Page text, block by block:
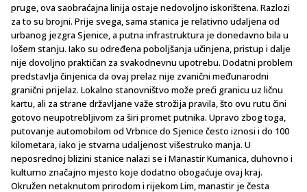
pruge, ova saobraćajna linija ostaje nedovoljno iskorištena. Razlozi
za to su brojni. Prije svega, sama stanica je relativno udaljena od
urbanog jezgra Sjenice, a putna infrastruktura je donedavno bila u
lošem stanju. Iako su određena poboljšanja učinjena, pristup i dalje
nije dovoljno praktičan za svakodnevnu upotrebu. Dodatni problem
predstavlja činjenica da ovaj prelaz nije zvanični međunarodni
granični prijelaz. Lokalno stanovništvo može preći granicu uz ličnu
kartu, ali za strane državljane važe strožija pravila, što ovu rutu čini
gotovo neupotrebljivom za širi promet putnika. Upravo zbog toga,
putovanje automobilom od Vrbnice do Sjenice često iznosi i do 100
kilometara, iako je stvarna udaljenost višestruko manja. U
neposrednoj blizini stanice nalazi se i Manastir Kumanica, duhovno i
kulturno značajno mjesto koje dodatno obogaćuje ovaj kraj.
Okružen netaknutom prirodom i rijekom Lim, manastir je česta